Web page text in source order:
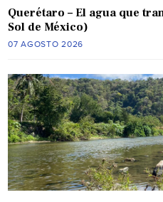
Querétaro – El agua que
Sol de México)
07 AGOSTO 2026